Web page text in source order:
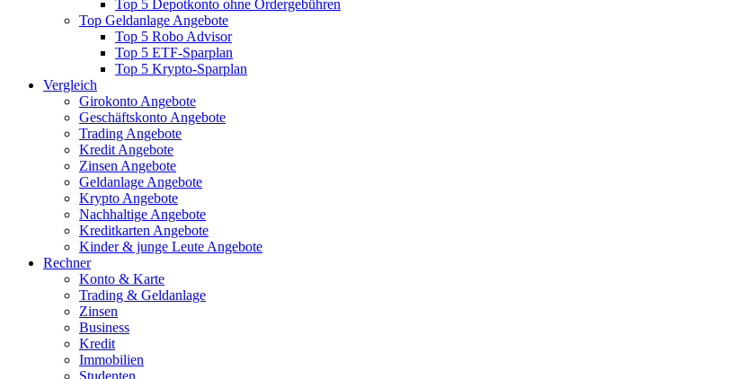
Top 5 Depotkonto ohne Ordergebühren
Top Geldanlage Angebote
Top 5 Robo Advisor
Top 5 ETF-Sparplan
Top 5 Krypto-Sparplan
Vergleich
Girokonto Angebote
Geschäftskonto Angebote
Trading Angebote
Kredit Angebote
Zinsen Angebote
Geldanlage Angebote
Krypto Angebote
Nachhaltige Angebote
Kreditkarten Angebote
Kinder & junge Leute Angebote
Rechner
Konto & Karte
Trading & Geldanlage
Zinsen
Business
Kredit
Immobilien
Studenten